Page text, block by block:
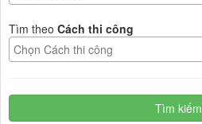
Tìm theo Cách thi công
Tìm kiếm